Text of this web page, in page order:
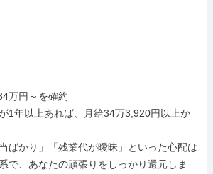
万円～を確約
1年以上あれば、月給34万3,920円以上か
ばかり」「残業代が曖昧」といった心配は
で、あなたの頑張りをしっかり還元しま